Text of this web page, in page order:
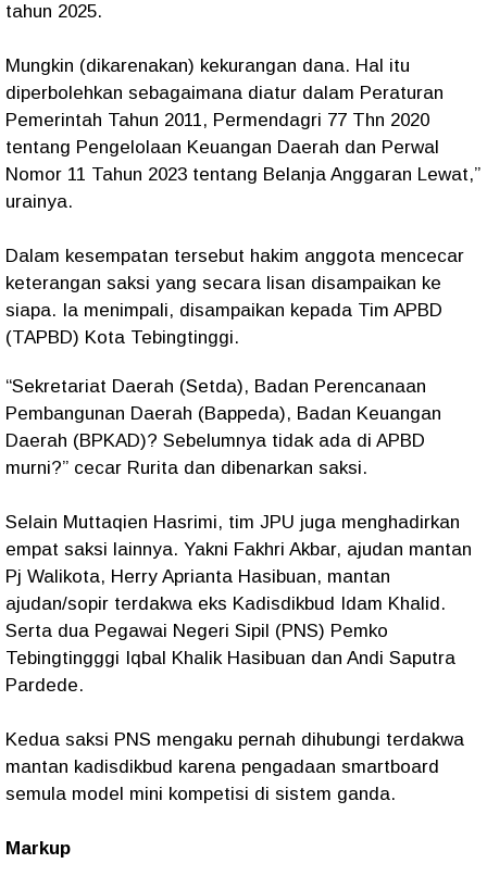
tahun 2025.
Mungkin (dikarenakan) kekurangan dana. Hal itu
diperbolehkan sebagaimana diatur dalam Peraturan
Pemerintah Tahun 2011, Permendagri 77 Thn 2020
tentang Pengelolaan Keuangan Daerah dan Perwal
Nomor 11 Tahun 2023 tentang Belanja Anggaran Lewat,”
urainya.
Dalam kesempatan tersebut hakim anggota mencecar
keterangan saksi yang secara lisan disampaikan ke
siapa. Ia menimpali, disampaikan kepada Tim APBD
(TAPBD) Kota Tebingtinggi.
“Sekretariat Daerah (Setda), Badan Perencanaan
Pembangunan Daerah (Bappeda), Badan Keuangan
Daerah (BPKAD)? Sebelumnya tidak ada di APBD
murni?” cecar Rurita dan dibenarkan saksi.
Selain Muttaqien Hasrimi, tim JPU juga menghadirkan
empat saksi lainnya. Yakni Fakhri Akbar, ajudan mantan
Pj Walikota, Herry Aprianta Hasibuan, mantan
ajudan/sopir terdakwa eks Kadisdikbud Idam Khalid.
Serta dua Pegawai Negeri Sipil (PNS) Pemko
Tebingtingggi Iqbal Khalik Hasibuan dan Andi Saputra
Pardede.
Kedua saksi PNS mengaku pernah dihubungi terdakwa
mantan kadisdikbud karena pengadaan smartboard
semula model mini kompetisi di sistem ganda.
Markup